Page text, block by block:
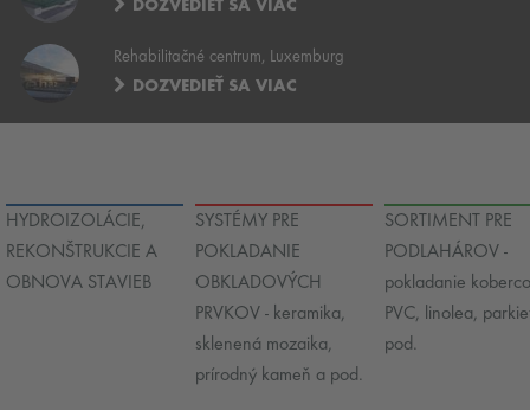
DOZVEDIEŤ SA VIAC
Rehabilitačné centrum, Luxemburg
DOZVEDIEŤ SA VIAC
HYDROIZOLÁCIE,
REKONŠTRUKCIE A
OBNOVA STAVIEB
SYSTÉMY PRE
POKLADANIE
OBKLADOVÝCH
PRVKOV - keramika,
sklenená mozaika,
prírodný kameň a pod.
SORTIMENT PRE
PODLAHÁROV -
pokladanie
PVC, linolea,
pod.